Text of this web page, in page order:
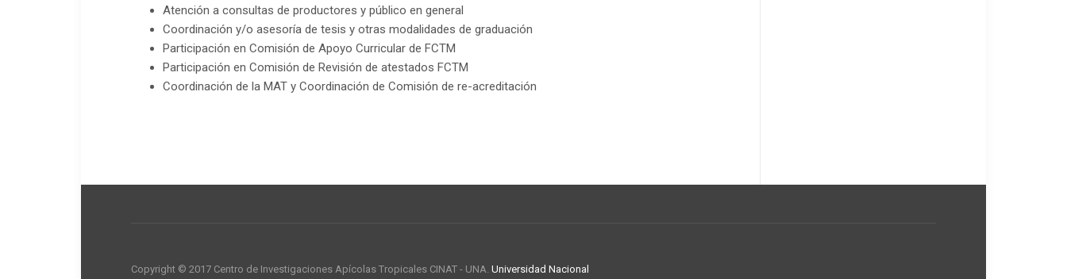
Atención a consultas de productores y público en general
Coordinación y/o asesoría de tesis y otras modalidades de graduación
Participación en Comisión de Apoyo Curricular de FCTM
Participación en Comisión de Revisión de atestados FCTM
Coordinación de la MAT y Coordinación de Comisión de re-acreditación
Copyright © 2017 Centro de Investigaciones Apícolas Tropicales CINAT - UNA.Universidad Nacional